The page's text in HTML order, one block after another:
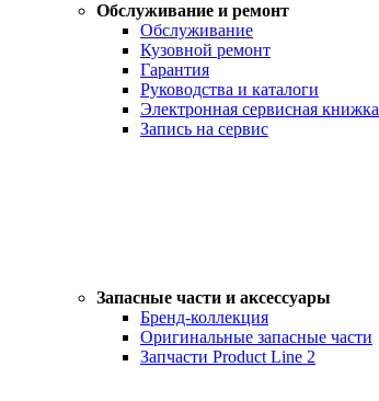
Обслуживание и ремонт
Обслуживание
Кузовной ремонт
Гарантия
Руководства и каталоги
Электронная сервисная книжка
Запись на сервис
Запасные части и аксессуары
Бренд-коллекция
Оригинальные запасные части
Запчасти Product Line 2